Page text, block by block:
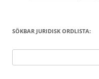
SÖKBAR JURIDISK ORDLISTA:
efter: